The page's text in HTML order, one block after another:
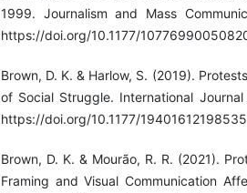
1999. Journalism and Mass
https://doi.org/10.1177/
Brown, D. K. & Harlow, S. (2019).
of Social Struggle. International
https://doi.org/10.1177/
Brown, D. K. & Mourão, R. R. (2021).
Framing and Visual Communication